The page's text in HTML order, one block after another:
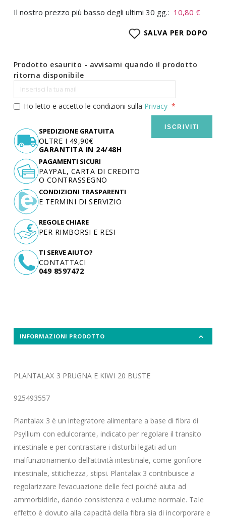
Il nostro prezzo più basso degli ultimi 30 gg.: 10,80 €
SALVA PER DOPO
Prodotto esaurito - avvisami quando il prodotto
ritorna disponibile
Ho letto e accetto le condizioni sulla Privacy
ISCRIVITI
SPEDIZIONE GRATUITA
OLTRE I 49,90€
GARANTITA IN 24/48H
TI SERVE AIUTO?
CONTATTACI
049 8597472
PAGAMENTI SICURI
PAYPAL, CARTA DI CREDITO
O CONTRASSEGNO
CONDIZIONI TRASPARENTI
E TERMINI DI SERVIZIO
REGOLE CHIARE
PER RIMBORSI E RESI
INFORMAZIONI PRODOTTO
PLANTALAX 3 PRUGNA E KIWI 20 BUSTE
925493557
Plantalax 3 è un integratore alimentare a base di fibra di
Psyllium con edulcorante, indicato per regolare il transito
intestinale e per contrastare i disturbi legati ad un
malfunzionamento dell’attività intestinale, come gonfiore
intestinale, stitichezza, stipsi. Plantalax 3 contribuisce a
regolarizzare l’evacuazione delle feci poiché aiuta ad
ammorbidirle, dando consistenza e volume normale. Tale
effetto è dovuto alla capacità della fibra sia di incorporare e